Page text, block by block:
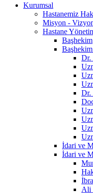
Kurumsal
Hastanemiz
Misyon -
Hastane
Başhekim
Başhekim
Dr.
Dr.
İdari ve
İdari ve
Ali